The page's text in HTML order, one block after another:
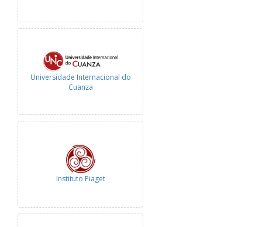
Universidade Internacional do
Cuanza
Instituto Piaget